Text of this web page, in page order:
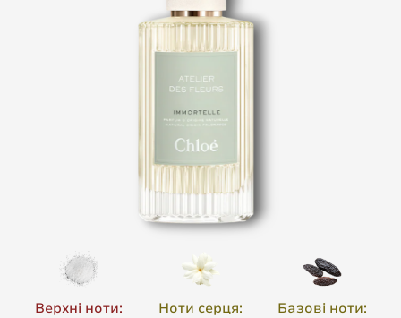
Верхні ноти: Ноти серця: Базові ноти: